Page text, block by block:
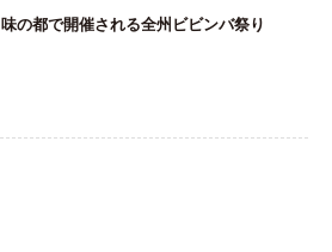
味の都で開催される全州ビビンバ祭り